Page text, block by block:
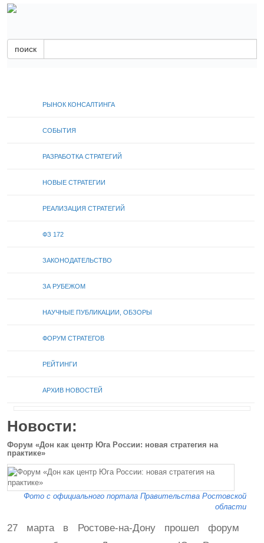
поиск
РЫНОК КОНСАЛТИНГА
СОБЫТИЯ
РАЗРАБОТКА СТРАТЕГИЙ
НОВЫЕ СТРАТЕГИИ
РЕАЛИЗАЦИЯ СТРАТЕГИЙ
ФЗ 172
ЗАКОНОДАТЕЛЬСТВО
ЗА РУБЕЖОМ
НАУЧНЫЕ ПУБЛИКАЦИИ, ОБЗОРЫ
ФОРУМ СТРАТЕГОВ
РЕЙТИНГИ
АРХИВ НОВОСТЕЙ
Новости:
Форум «Дон как центр Юга России: новая стратегия на
практике»
Фото с официального портала Правительства Ростовской
области
27 марта в Ростове-на-Дону прошел форум